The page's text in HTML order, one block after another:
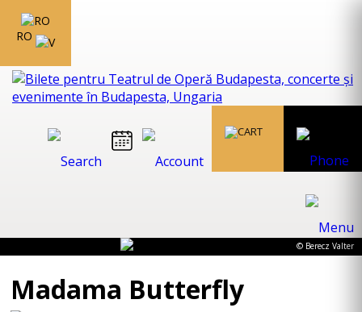
RO
© Berecz Valter
Madama Butterfly